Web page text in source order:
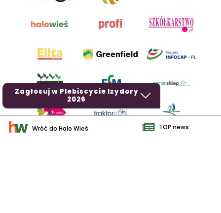
Zagłosuj w Plebiscycie Izydory
2026
Wróć do Halo Wieś TOP news